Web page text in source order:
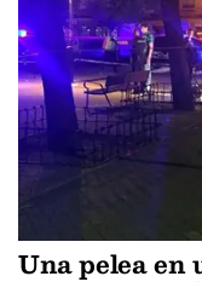
Una pelea en